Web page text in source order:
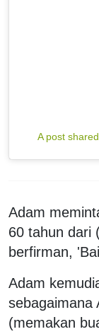
A post
Adam
60 tahun dari
berfirman,
Adam
sebagaimana
(memakan